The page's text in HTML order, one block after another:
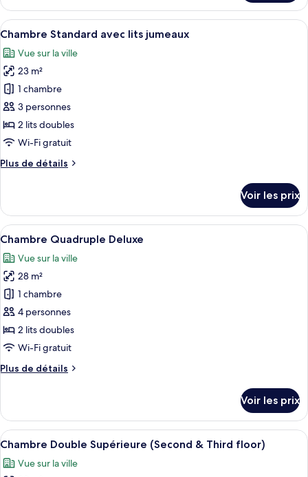
le
type
de
Chambre
Double
Deluxe
Afficher
toutes
les
photos
pour
ce
type
de
chambre :
Chambre
lits
jumeaux
Une chambre d’hôtel avec deux lits,
5
Chambre Standard avec lits jumeaux
Vue sur la ville
23 m²
1 chambre
3 personnes
2 lits doubles
Wi-Fi gratuit
Plus de détails
Plus
le
type
de
Chambre
Standard
avec
lits
jumeaux
Voir les prix
Afficher
toutes
les
photos
pour
ce
type
de
chambre :
Chambre
Un plan d’étage comprenant deux
3
Chambre Quadruple Deluxe
Vue sur la ville
28 m²
1 chambre
4 personnes
2 lits doubles
Wi-Fi gratuit
Plus de détails
Plus
le
type
de
Chambre
Voir les prix
Afficher
toutes
les
Une chambre d’hôtel avec un lit,
2
Chambre Double Supérieure (Second & Third floor)
Vue sur la ville